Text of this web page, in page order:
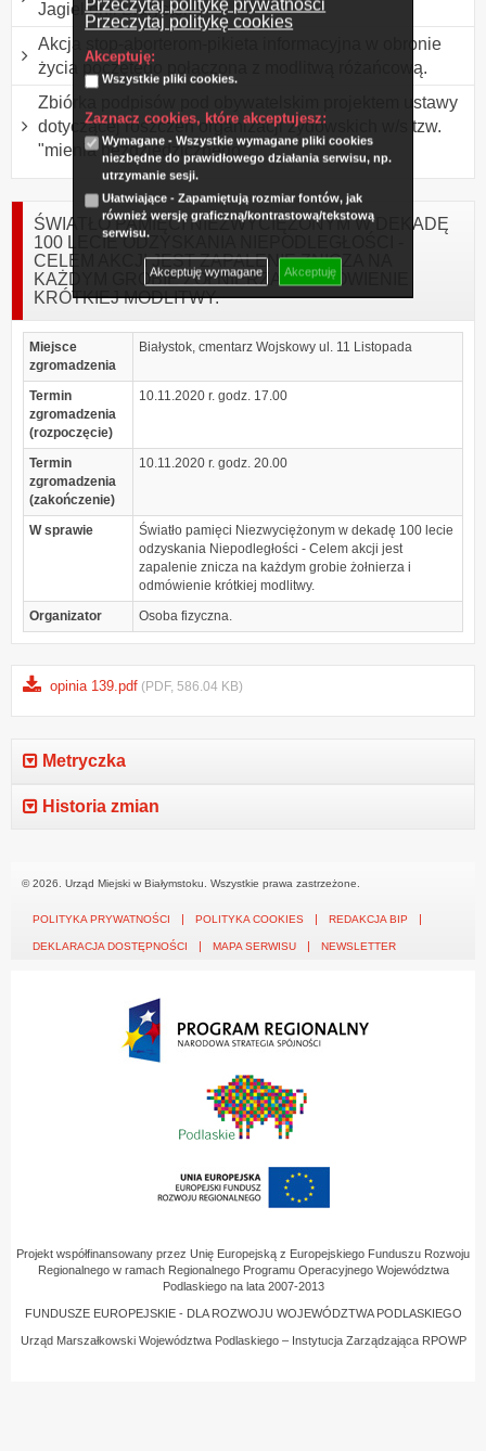
Przeczytaj politykę prywatności
Przeczytaj politykę cookies
Akceptuję:
Wszystkie pliki cookies.
Zaznacz cookies, które akceptujesz:
Wymagane - Wszystkie wymagane pliki cookies
niezbędne do prawidłowego działania serwisu, np.
utrzymanie sesji.
Ułatwiające - Zapamiętują rozmiar fontów, jak
również wersję graficzną/kontrastową/tekstową
serwisu.
Akceptuję wymagane Akceptuję
Jagiellonii Białystok
Akcja stop-aborterom-pikieta informacyjna w obronie
życia poczętego połączona z modlitwą różańcową.
Zbiórka podpisów pod obywatelskim projektem ustawy
dotyczącej roszczeń organizacji żydowskich w/s tzw.
"mienia bezdziedzicznego".
ŚWIATŁO PAMIĘCI NIEZWYCIĘŻONYM W DEKADĘ
100 LECIE ODZYSKANIA NIEPODLEGŁOŚCI -
CELEM AKCJI JEST ZAPALENIE ZNICZA NA
KAŻDYM GROBIE ŻOŁNIERZA I ODMÓWIENIE
KRÓTKIEJ MODLITWY.
Miejsce
zgromadzenia
Białystok, cmentarz Wojskowy ul. 11 Listopada
Termin
zgromadzenia
(rozpoczęcie)
10.11.2020 r. godz. 17.00
Termin
zgromadzenia
(zakończenie)
10.11.2020 r. godz. 20.00
W sprawie
Światło pamięci Niezwyciężonym w dekadę 100 lecie
odzyskania Niepodległości - Celem akcji jest
zapalenie znicza na każdym grobie żołnierza i
odmówienie krótkiej modlitwy.
Organizator
Osoba fizyczna.
opinia 139.pdf (PDF, 586.04 KB)
Metryczka
Historia zmian
© 2026. Urząd Miejski w Białymstoku. Wszystkie prawa zastrzeżone.
POLITYKA PRYWATNOŚCI POLITYKA COOKIES REDAKCJA BIP
DEKLARACJA DOSTĘPNOŚCI MAPA SERWISU NEWSLETTER
Projekt współfinansowany przez Unię Europejską z Europejskiego Funduszu Rozwoju
Regionalnego w ramach Regionalnego Programu Operacyjnego Województwa
Podlaskiego na lata 2007-2013
FUNDUSZE EUROPEJSKIE - DLA ROZWOJU WOJEWÓDZTWA PODLASKIEGO
Urząd Marszałkowski Województwa Podlaskiego – Instytucja Zarządzająca RPOWP